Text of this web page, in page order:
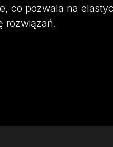
co pozwala na
rozwiązań.